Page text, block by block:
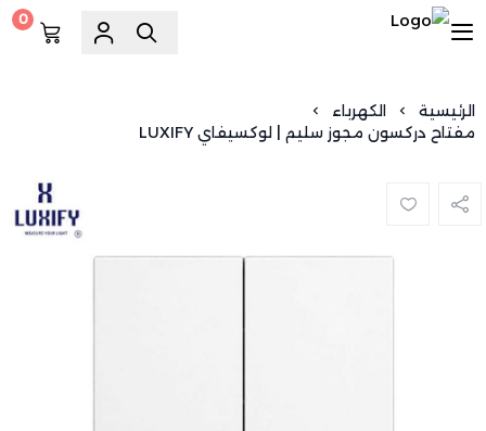
0
الرئيسية
الكهرباء
مفتاح دركسون مجوز سليم | لوكسيفاي LUXIFY